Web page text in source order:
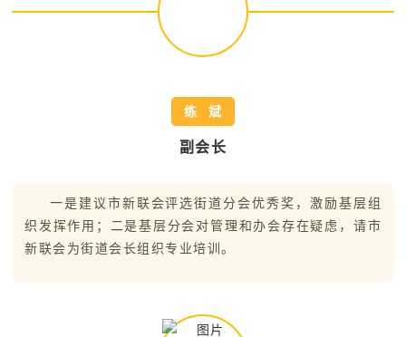
练 斌
副会长
一是建议市新联会评选街道分会优秀奖，激励基层组
织发挥作用；二是基层分会对管理和办会存在疑虑，请市
新联会为街道会长组织专业培训。